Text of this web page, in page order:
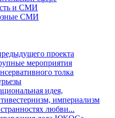
и СМИ
СМИ
проекта
мероприятия
толка
идея,
империализм
любви...